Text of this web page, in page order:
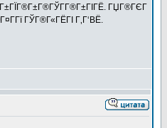
ГЏГ®ГЄГ
ГЎГ®Г«ГЁГІ Г‚Г‘ВЁ.